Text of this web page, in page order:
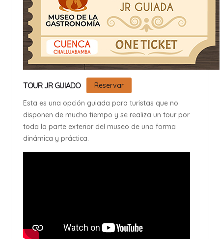
TOUR JR GUIADO
Reservar
Esta es una opción guiada para turistas que no
disponen de mucho tiempo y se realiza un tour por
toda la parte exterior del museo de una forma
dinámica y práctica.